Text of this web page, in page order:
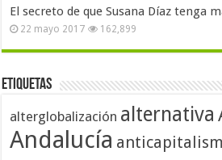
El secreto de que Susana Díaz tenga
22 mayo 2017 162,899
Etiquetas
alterglobalización alternativa
Andalucía